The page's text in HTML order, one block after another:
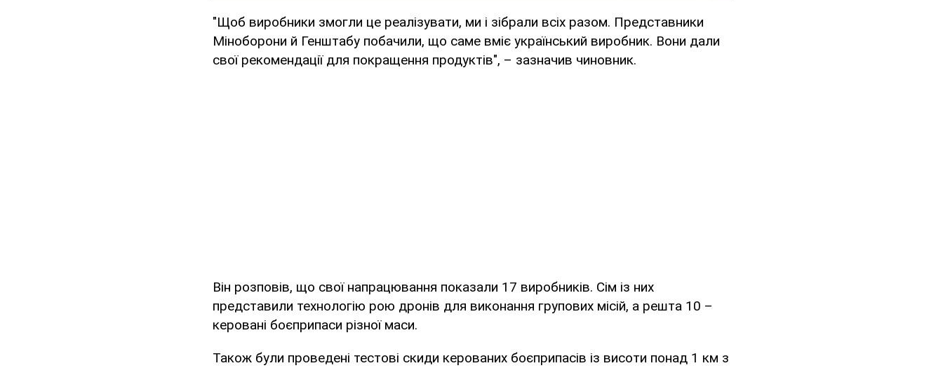
"Щоб виробники змогли це реалізувати, ми і зібрали всіх разом. Представники
Міноборони й Генштабу побачили, що саме вміє український виробник. Вони дали
свої рекомендації для покращення продуктів", – зазначив чиновник.
Він розповів, що свої напрацювання показали 17 виробників. Сім із них
представили технологію рою дронів для виконання групових місій, а решта 10 –
керовані боєприпаси різної маси.
Також були проведені тестові скиди керованих боєприпасів із висоти понад 1 км з